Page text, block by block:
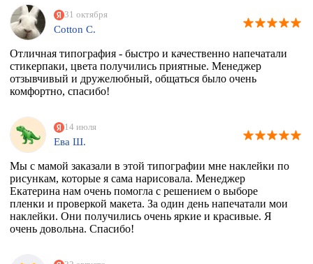
31 октября
Cotton C.
Отличная типография - быстро и качественно напечатали
стикерпаки, цвета получились приятные. Менеджер
отзывчивый и дружелюбный, общаться было очень
комфортно, спасибо!
14 июля
Ева Ш.
Мы с мамой заказали в этой типографии мне наклейки по
рисункам, которые я сама нарисовала. Менеджер
Екатерина нам очень помогла с решением о выборе
пленки и проверкой макета. За один день напечатали мои
наклейки. Они получились очень яркие и красивые. Я
очень довольна. Спасибо!